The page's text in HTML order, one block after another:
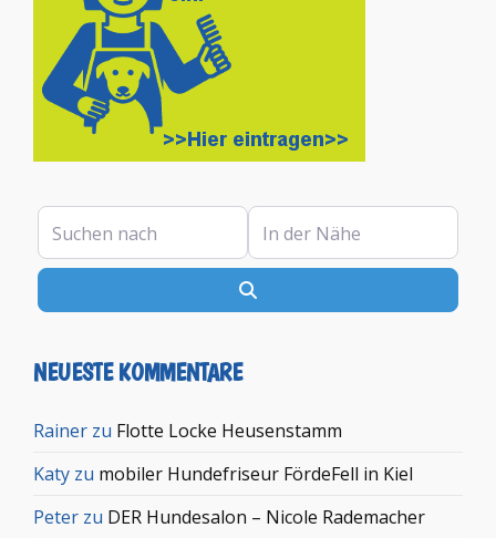
Suchen nach In der Nähe
NEUESTE KOMMENTARE
Rainer zu Flotte Locke Heusenstamm
Katy zu mobiler Hundefriseur FördeFell in Kiel
Peter zu DER Hundesalon – Nicole Rademacher